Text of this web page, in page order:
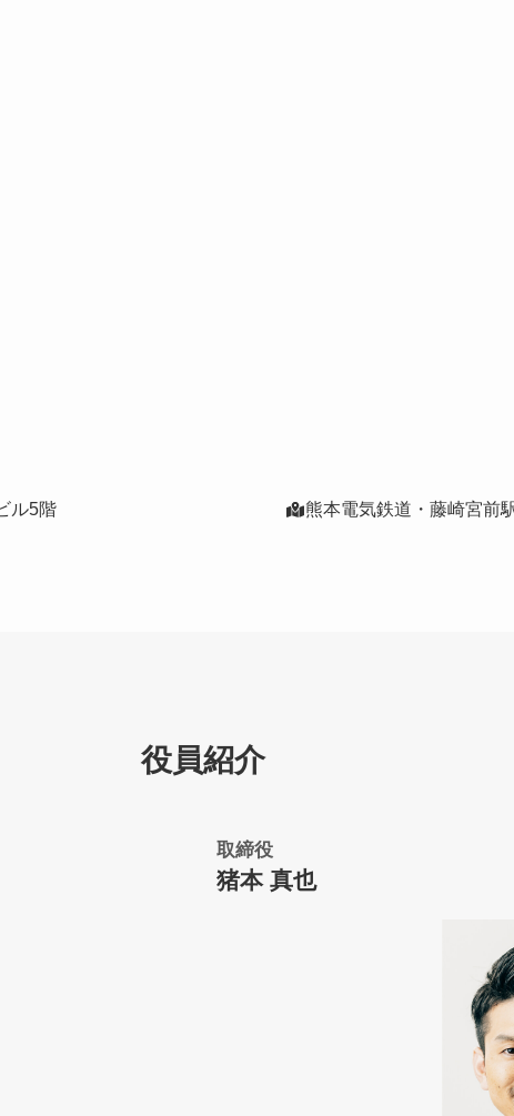
ル5階 熊本電気鉄道・藤崎宮前
役員紹介
取締役
猪本 真也